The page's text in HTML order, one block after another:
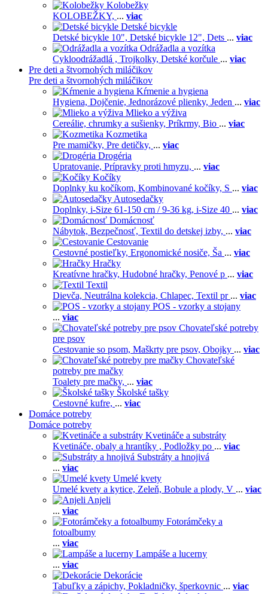
Kolobežky
KOLOBEŽKY, ... viac
Detské bicykle
Detské bicykle 10", Detské bicykle 12", Dets ... viac
Odrážadla a vozítka
Cykloodrážadlá , Trojkolky, Detské korčule ... viac
Pre deti a štvornohých miláčikov
Pre deti a štvornohých miláčikov
Kŕmenie a hygiena
Hygiena, Dojčenie, Jednorázové plienky, Jeden ... viac
Mlieko a výživa
Cereálie, chrumky a sušienky, Príkrmy, Bio ... viac
Kozmetika
Pre mamičky, Pre detičky, ... viac
Drogéria
Upratovanie, Prípravky proti hmyzu, ... viac
Kočíky
Doplnky ku kočíkom, Kombinované kočíky, S ... viac
Autosedačky
Doplnky, i-Size 61-150 cm / 9-36 kg, i-Size 40 ... viac
Domácnosť
Nábytok, Bezpečnosť, Textil do detskej izby, ... viac
Cestovanie
Cestovné postieľky, Ergonomické nosiče, Ša ... viac
Hračky
Kreatívne hračky, Hudobné hračky, Penové p ... viac
Textil
Dievča, Neutrálna kolekcia, Chlapec, Textil pr ... viac
POS - vzorky a stojany
... viac
Chovateľské potreby
pre psov
Cestovanie so psom, Maškrty pre psov, Obojky ... viac
Chovateľské
potreby pre mačky
Toalety pre mačky, ... viac
Školské tašky
Cestovné kufre, ... viac
Domáce potreby
Domáce potreby
Kvetináče a substráty
Kvetináče, obaly a hrantíky , Podložky po ... viac
Substráty a hnojivá
... viac
Umelé kvety
Umelé kvety a kytice, Zeleň, Bobule a plody, V ... viac
Anjeli
... viac
Fotorámčeky a
fotoalbumy
... viac
Lampáše a lucerny
... viac
Dekorácie
Tabuľky a zápichy, Pokladničky, šperkovnic ... viac